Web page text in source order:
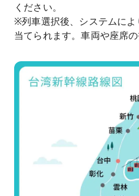
ください。
※列車選択後、システムによ
当てられます。車両や座席の